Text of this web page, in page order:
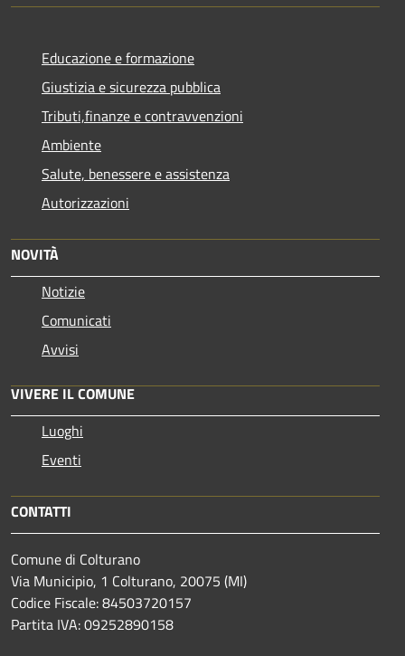
Educazione e formazione
Giustizia e sicurezza pubblica
Tributi,finanze e contravvenzioni
Ambiente
Salute, benessere e assistenza
Autorizzazioni
NOVITÀ
Notizie
Comunicati
Avvisi
VIVERE IL COMUNE
Luoghi
Eventi
CONTATTI
Comune di Colturano
Via Municipio, 1 Colturano, 20075 (MI)
Codice Fiscale: 84503720157
Partita IVA: 09252890158